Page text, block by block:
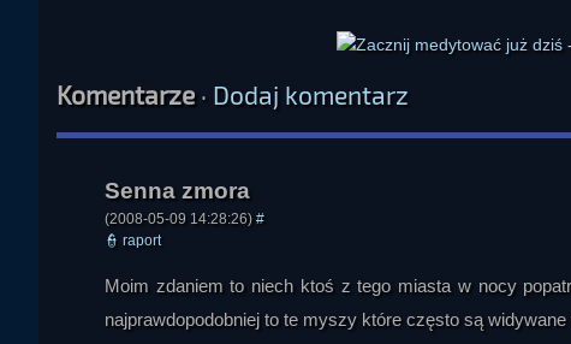
Komentarze· Dodaj komentarz
(2008-05-09 14:28:26) #
👮 raport
Moim zdaniem to niech ktoś z tego miasta w nocy
najprawdopodobniej to te myszy które często są
Cyborg